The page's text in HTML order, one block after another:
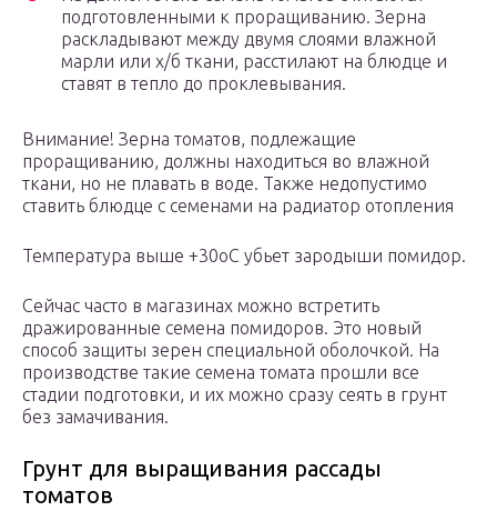
подготовленными к проращиванию. Зерна
раскладывают между двумя слоями влажной
марли или х/б ткани, расстилают на блюдце и
ставят в тепло до проклевывания.
Внимание! Зерна томатов, подлежащие
проращиванию, должны находиться во влажной
ткани, но не плавать в воде. Также недопустимо
ставить блюдце с семенами на радиатор отопления
Температура выше +30оС убьет зародыши помидор.
Сейчас часто в магазинах можно встретить
дражированные семена помидоров. Это новый
способ защиты зерен специальной оболочкой. На
производстве такие семена томата прошли все
стадии подготовки, и их можно сразу сеять в грунт
без замачивания.
Грунт для выращивания рассады
томатов